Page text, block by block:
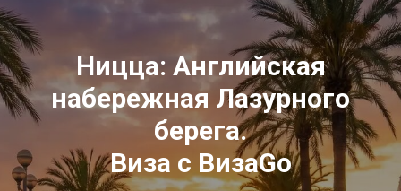
Ницца: Английская
набережная Лазурного
берега.
Виза с ВизаGo